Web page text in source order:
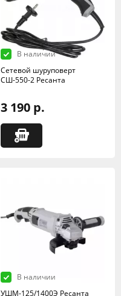
В наличии
Сетевой шуруповерт
СШ-550-2 Ресанта
3 190 р.
В наличии
УШМ-125/1400Э Ресанта